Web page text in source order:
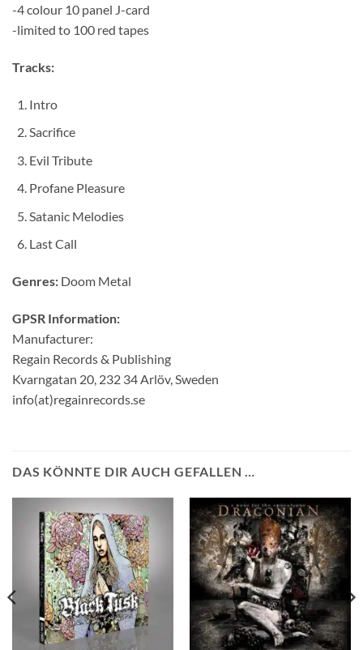
-4 colour 10 panel J-card
-limited to 100 red tapes
Tracks:
Intro
Sacrifice
Evil Tribute
Profane Pleasure
Satanic Melodies
Last Call
Genres: Doom Metal
GPSR Information:
Manufacturer:
Regain Records & Publishing
Kvarngatan 20, 232 34 Arlöv, Sweden
info(at)regainrecords.se
DAS KÖNNTE DIR AUCH GEFALLEN …